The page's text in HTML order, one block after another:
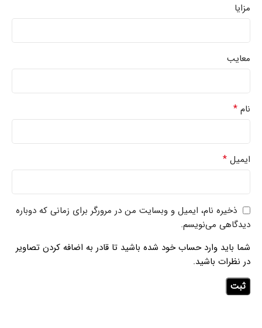
مزایا
معایب
نام *
ایمیل *
ذخیره نام، ایمیل و وبسایت من در مرورگر برای زمانی که دوباره
دیدگاهی می‌نویسم.
شما باید وارد حساب خود شده باشید تا قادر به اضافه کردن تصاویر
در نظرات باشید.